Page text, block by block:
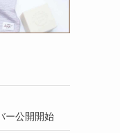
ー公開開始